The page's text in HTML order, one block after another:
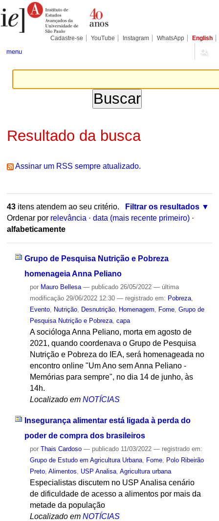
para
conteúdo.
Pessoais
Cadastre-se YouTube Instagram WhatsApp English
menu
Resultado da busca
Assinar um RSS sempre atualizado.
43itens atendem ao seu critério.
Filtrar os resultados
Ordenar por relevância · data (mais recente primeiro) ·
alfabeticamente
Grupo de Pesquisa Nutrição e Pobreza
homenageia Anna Peliano
por Mauro Bellesa — publicado26/05/2022 — última
modificação29/06/2022 12:30 — registrado em: Pobreza,
Evento, Nutrição, Desnutrição, Homenagem Fome, Grupo de
Pesquisa Nutrição e Pobreza, capa
A socióloga Anna Peliano, morta em agosto de
2021, quando coordenava o Grupo de Pesquisa
Nutrição e Pobreza do IEA, será homenageada no
encontro online "Um Ano sem Anna Peliano -
Memórias para sempre", no dia 14 de junho, às
14h.
Localizado em NOTÍCIAS
Insegurança alimentar está ligada à perda do
poder de compra dos brasileiros
por Thais Cardoso — publicado11/03/2022 — registrado em:
Grupo de Estudo em Agricultura Urbana, Fome, Polo Ribeirão
Preto, Alimentos USP Analisa, Agricultura urbana
Especialistas discutem no USP Analisa cenário
de dificuldade de acesso a alimentos por mais da
metade da população
Localizado em NOTÍCIAS